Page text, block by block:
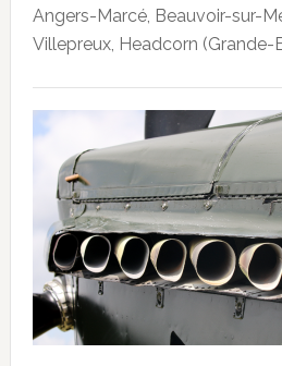
Angers-Marcé, Beauvoir-sur-
Villepreux, Headcorn (Grande-